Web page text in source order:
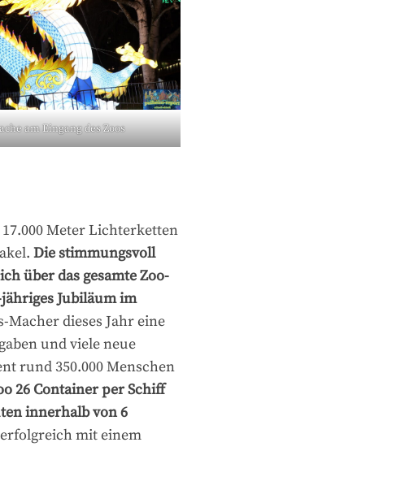
am Eingang des Zoos
Meter Lichterketten
Die stimmungsvoll
über das gesamte Zoo-
Jubiläum im
Macher dieses Jahr eine
und viele neue
rund 350.000 Menschen
26 Container per Schiff
innerhalb von 6
mit einem